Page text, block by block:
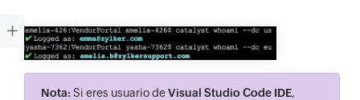
Nota: Si eres usuario deVisual Studio Code IDE,